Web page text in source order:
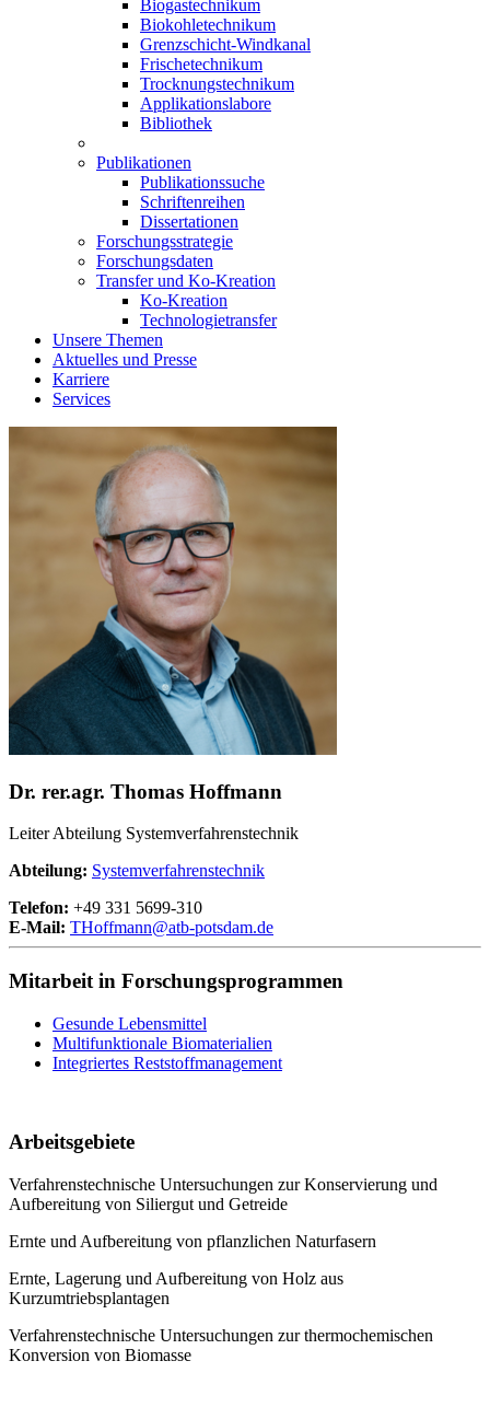
Biogastechnikum
Biokohletechnikum
Grenzschicht-Windkanal
Frischetechnikum
Trocknungstechnikum
Applikationslabore
Bibliothek
Publikationen
Publikationssuche
Schriftenreihen
Dissertationen
Forschungsstrategie
Forschungsdaten
Transfer und Ko-Kreation
Ko-Kreation
Technologietransfer
Unsere Themen
Aktuelles und Presse
Karriere
Services
Dr. rer.agr. Thomas Hoffmann
Leiter Abteilung Systemverfahrenstechnik
Abteilung: Systemverfahrenstechnik
Telefon: +49 331 5699-310
E-Mail: THoffmann@atb-potsdam.de
Mitarbeit in Forschungsprogrammen
Gesunde Lebensmittel
Multifunktionale Biomaterialien
Integriertes Reststoffmanagement
Arbeitsgebiete
Verfahrenstechnische Untersuchungen zur Konservierung und
Aufbereitung von Siliergut und Getreide
Ernte und Aufbereitung von pflanzlichen Naturfasern
Ernte, Lagerung und Aufbereitung von Holz aus
Kurzumtriebsplantagen
Verfahrenstechnische Untersuchungen zur thermochemischen
Konversion von Biomasse